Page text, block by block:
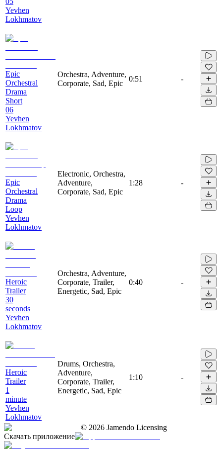
Yevhen
Lokhmatov
Epic
Orchestral
Drama
Short
06
Yevhen
Lokhmatov
Orchestra, Adventure,
Corporate, Sad, Epic
0:51 -
Epic
Orchestral
Drama
Loop
Yevhen
Lokhmatov
Electronic, Orchestra,
Adventure,
Corporate, Sad, Epic
1:28 -
Heroic
Trailer
30
seconds
Yevhen
Lokhmatov
Orchestra, Adventure,
Corporate, Trailer,
Energetic, Sad, Epic
0:40 -
Heroic
Trailer
1
minute
Yevhen
Lokhmatov
Drums, Orchestra,
Adventure,
Corporate, Trailer,
Energetic, Sad, Epic
1:10 -
© 2026 Jamendo Licensing
Скачать приложение